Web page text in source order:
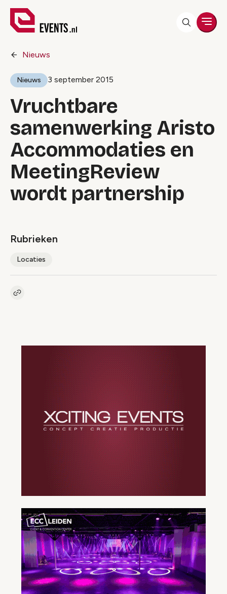
Nieuws
Nieuws 3 september 2015
Vruchtbare
samenwerking Aristo
Accommodaties en
MeetingReview
wordt partnership
Rubrieken
Locaties
Kopieer link naar artikel